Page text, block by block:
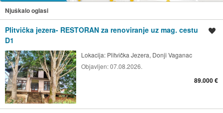
Njuškalo oglasi
Plitvička jezera- RESTORAN za renoviranje uz mag. cestu
D1
Lokacija: Plitvička Jezera, Donji Vaganac
Objavljen:07.08.2026.
89.000 €